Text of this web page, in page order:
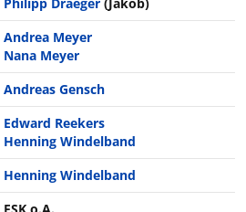
Andrea Meyer
Nana Meyer
Andreas Gensch
Edward Reekers
Henning Windelband
Henning Windelband